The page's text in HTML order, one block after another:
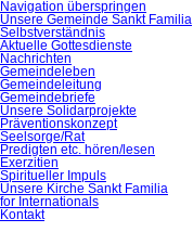
Navigation überspringen
Unsere Gemeinde Sankt Familia
Selbstverständnis
Aktuelle Gottesdienste
Nachrichten
Gemeindeleben
Gemeindeleitung
Gemeindebriefe
Unsere Solidarprojekte
Präventionskonzept
Seelsorge/Rat
Predigten etc. hören/lesen
Exerzitien
Spiritueller Impuls
Unsere Kirche Sankt Familia
for Internationals
Kontakt